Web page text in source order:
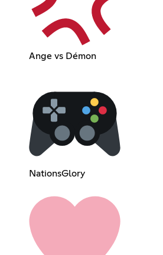
Ange vs Démon
NationsGlory